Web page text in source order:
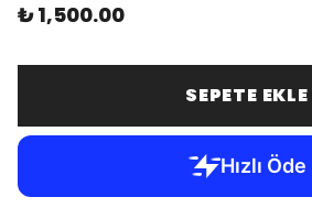
₺ 1,500.00
SEPETE EKLE